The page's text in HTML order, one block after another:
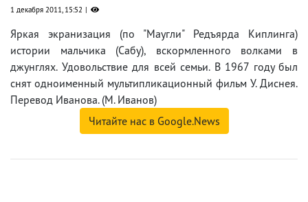
1 декабря 2011, 15:52
Яркая экранизация (по "Маугли" Редъярда Киплинга)
истории мальчика (Сабу), вскормленного волками в
джунглях. Удовольствие для всей семьи. В 1967 году был
снят одноименный мультипликационный фильм У. Диснея.
Перевод Иванова. (М. Иванов)
Читайте нас в Google.News